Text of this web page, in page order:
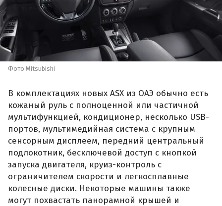
Фото Mitsubishi
В комплектациях новых ASX из ОАЭ обычно есть
кожаный руль с полноценной или частичной
мультифункцией, кондиционер, несколько USB-
портов, мультимедийная система с крупным
сенсорным дисплеем, передний центральный
подлокотник, бесключевой доступ с кнопкой
запуска двигателя, круиз-контроль с
ограничителем скорости и легкосплавные
колесные диски. Некоторые машины также
могут похвастать панорамной крышей и